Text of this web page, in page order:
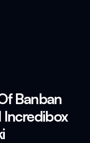
Banban
Incredibox